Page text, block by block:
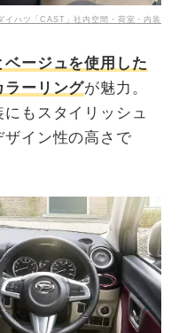
イハツ「CAST」社内空間・荷室・内装
ベージュを使用した
ラーリングが魅力。
もスタイリッシュ
イン性の高さで